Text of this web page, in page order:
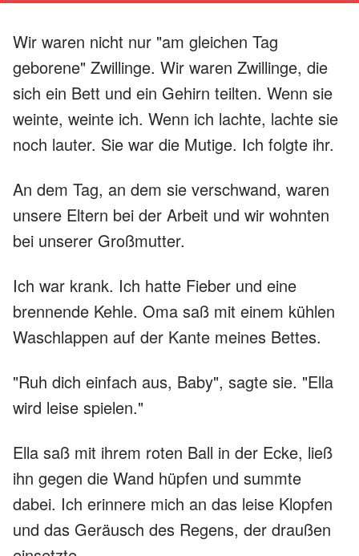
Wir waren nicht nur "am gleichen Tag
geborene" Zwillinge. Wir waren Zwillinge, die
sich ein Bett und ein Gehirn teilten. Wenn sie
weinte, weinte ich. Wenn ich lachte, lachte sie
noch lauter. Sie war die Mutige. Ich folgte ihr.
An dem Tag, an dem sie verschwand, waren
unsere Eltern bei der Arbeit und wir wohnten
bei unserer Großmutter.
Ich war krank. Ich hatte Fieber und eine
brennende Kehle. Oma saß mit einem kühlen
Waschlappen auf der Kante meines Bettes.
"Ruh dich einfach aus, Baby", sagte sie. "Ella
wird leise spielen."
Ella saß mit ihrem roten Ball in der Ecke, ließ
ihn gegen die Wand hüpfen und summte
dabei. Ich erinnere mich an das leise Klopfen
und das Geräusch des Regens, der draußen